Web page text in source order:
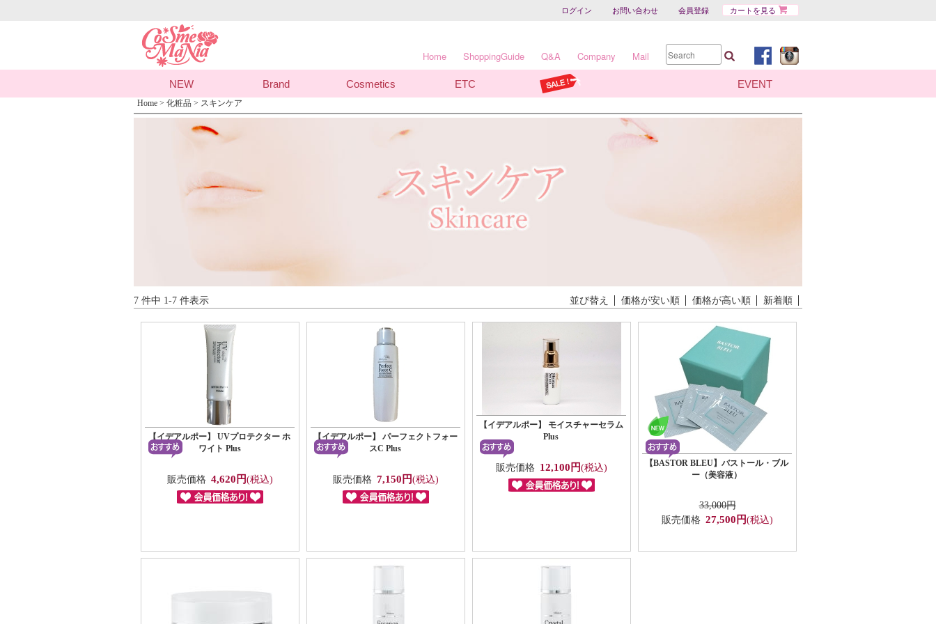
ログイン お問い合わせ 会員登録 カートを見る
Home ShoppingGuide Q&A Company Mail
NEW Brand Cosmetics ETC EVENT
Home > 化粧品 > スキンケア
並び替え 価格が安い順 価格が高い順 新着順
7 件中 1-7 件表示
【イデアルポー】 UVプロテクター ホ
ワイト Plus
販売価格 4,620円(税込)
【イデアルポー】 パーフェクトフォー
スC Plus
販売価格 7,150円(税込)
【イデアルポー】 モイスチャーセラム
Plus
販売価格 12,100円(税込)
【BASTOR BLEU】バストール・ブル
ー（美容液）
33,000円
販売価格 27,500円(税込)